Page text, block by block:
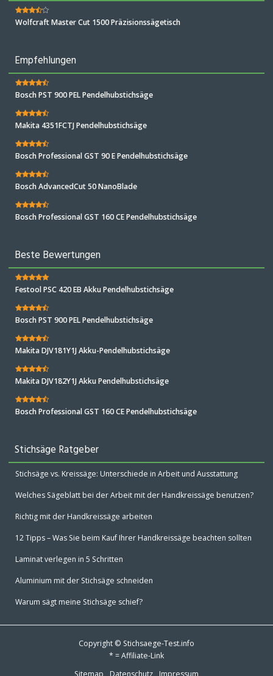
Wolfcraft Master Cut 1500 Präzisionssägetisch
Empfehlungen
Bosch PST 900 PEL Pendelhubstichsäge
Makita 4351FCTJ Pendelhubstichsäge
Bosch Professional GST 90 E Pendelhubstichsäge
Bosch AdvancedCut 50 NanoBlade
Bosch Professional GST 160 CE Pendelhubstichsäge
Beste Bewertungen
Festool PSC 420 EB Akku Pendelhubstichsäge
Bosch PST 900 PEL Pendelhubstichsäge
Makita DJV181Y1J Akku-Pendelhubstichsäge
Makita DJV182Y1J Akku Pendelhubstichsäge
Bosch Professional GST 160 CE Pendelhubstichsäge
Stichsäge Ratgeber
Stichsäge vs. Kreissäge: Unterschiede in Arbeit und Ausstattung
Welches Sägeblatt bei der Arbeit mit der Handkreissäge benutzen?
Richtig mit der Handkreissäge arbeiten
12 Tipps – Was Sie beim Kauf Ihrer Handkreissäge beachten sollten
Laminat verlegen in 5 Schritten
Aluminium mit der Stichsäge schneiden
Warum sägt meine Stichsäge schief?
Copyright © Stichsaege-Test.info
* = Affiliate-Link
Sitemap
Datenschutz Impressum